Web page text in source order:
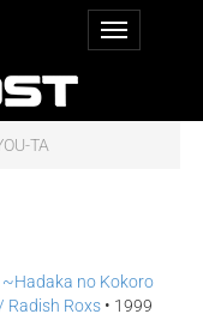
TA
~Hadaka no Kokoro
Radish Roxs • 1999